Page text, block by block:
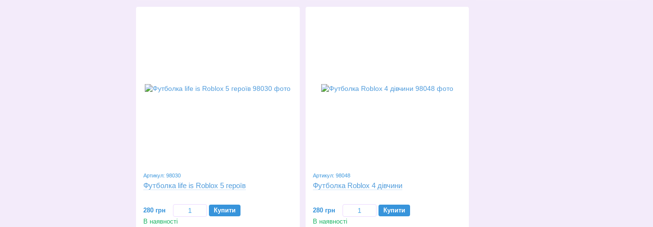
Артикул: 98030
Футболка life is Roblox 5 героїв
280 грн
Купити
В наявності
Артикул: 98048
Футболка Roblox 4 дівчини
280 грн
Купити
В наявності